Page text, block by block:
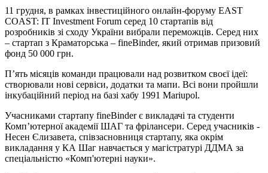
11 грудня, в рамках інвестиційного онлайн-форуму EAST
COAST: IT Investment Forum серед 10 стартапів від
розробників зі cходу України вибрали переможців. Серед них
– стартап з Краматорська – fineBinder, який отримав призовий
фонд 50 000 грн.
П’ять місяців команди працювали над розвитком своєї ідеї:
створювали нові сервіси, додатки та мапи. Всі вони пройшли
інкубаційний період на базі хабу 1991 Mariupol.
Учасниками стартапу fineBinder є викладачі та студенти
Комп’ютерної академії ШАГ та фрілансери. Серед учасників -
Несен Єлизавета, співзасновниця стартапу, яка окрім
викладання у КА Шаг навчається у магістратурі ДДМА за
спеціальністю «Комп'ютерні науки».